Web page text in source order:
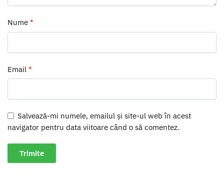
Nume *
Email *
Salvează-mi numele, emailul și site-ul web în acest
navigator pentru data viitoare când o să comentez.